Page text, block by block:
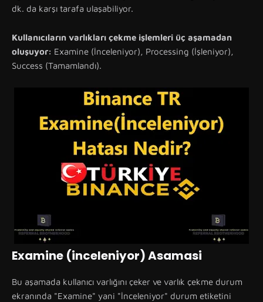
dk. da karşı tarafa ulaşabiliyor.
Kullanıcıların varlıkları çekme işlemleri üç aşamadan
oluşuyor: Examine (İnceleniyor), Processing (İşleniyor),
Success (Tamamlandı).
Examine (inceleniyor) Asamasi
Bu aşamada kullanıcı varlığını çeker ve varlık çekme durum
ekranında "Examine" yani "İnceleniyor" durum etiketini